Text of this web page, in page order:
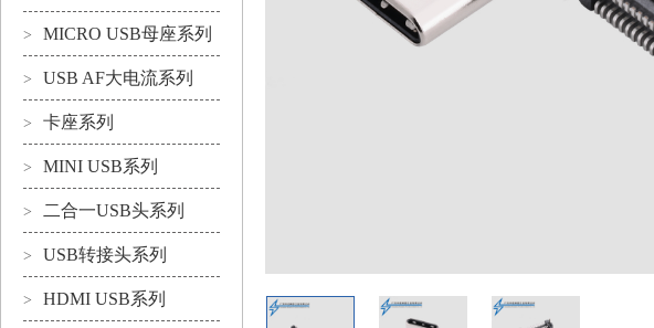
> MICRO USB母座系列
> USB AF大电流系列
> 卡座系列
> MINI USB系列
> 二合一USB头系列
> USB转接头系列
> HDMI USB系列